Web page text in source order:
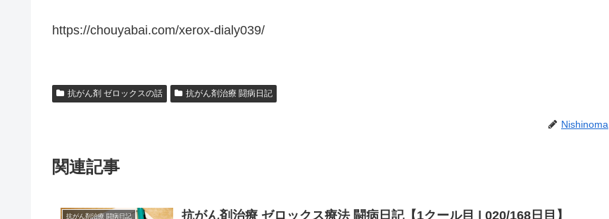
https://chouyabai.com/xerox-dialy039/
抗がん剤 ゼロックスの話 抗がん剤治療 闘病日記
Nishinoma
関連記事
抗がん剤治療 闘病日記 抗がん剤治療 ゼロックス療法 闘病日記【1クール目 | 020/168日目】